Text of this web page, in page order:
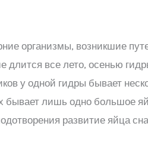
организмы, возникшие
длится все лето, осенью
у одной гидры бывает
лишь одно большое
развитие яйца